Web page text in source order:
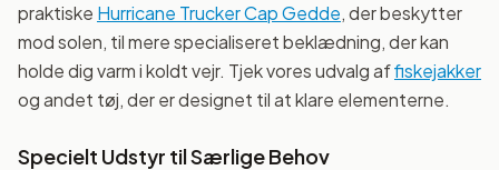
praktiske Hurricane Trucker Cap Gedde, der beskytter
mod solen, til mere specialiseret beklædning, der kan
holde dig varm i koldt vejr. Tjek vores udvalg affiskejakker
og andet tøj, der er designet til at klare elementerne.
Specielt Udstyr til Særlige Behov